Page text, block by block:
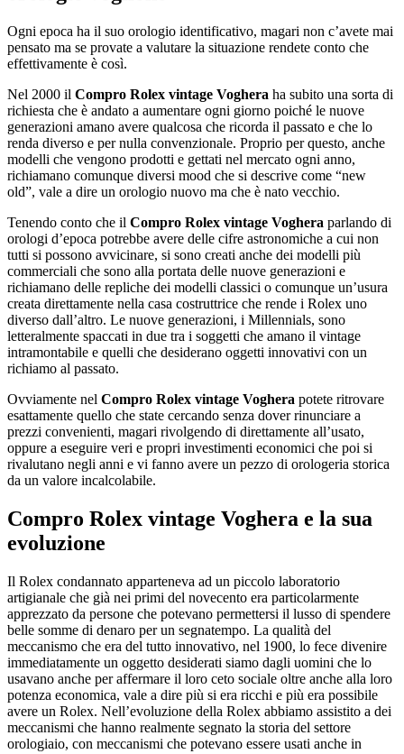
Ogni epoca ha il suo orologio identificativo, magari non c’avete mai
pensato ma se provate a valutare la situazione rendete conto che
effettivamente è così.
Nel 2000 il Compro Rolex vintage Voghera ha subito una sorta di
richiesta che è andato a aumentare ogni giorno poiché le nuove
generazioni amano avere qualcosa che ricorda il passato e che lo
renda diverso e per nulla convenzionale. Proprio per questo, anche
modelli che vengono prodotti e gettati nel mercato ogni anno,
richiamano comunque diversi mood che si descrive come “new
old”, vale a dire un orologio nuovo ma che è nato vecchio.
Tenendo conto che il Compro Rolex vintage Voghera parlando di
orologi d’epoca potrebbe avere delle cifre astronomiche a cui non
tutti si possono avvicinare, si sono creati anche dei modelli più
commerciali che sono alla portata delle nuove generazioni e
richiamano delle repliche dei modelli classici o comunque un’usura
creata direttamente nella casa costruttrice che rende i Rolex uno
diverso dall’altro. Le nuove generazioni, i Millennials, sono
letteralmente spaccati in due tra i soggetti che amano il vintage
intramontabile e quelli che desiderano oggetti innovativi con un
richiamo al passato.
Ovviamente nel Compro Rolex vintage Voghera potete ritrovare
esattamente quello che state cercando senza dover rinunciare a
prezzi convenienti, magari rivolgendo di direttamente all’usato,
oppure a eseguire veri e propri investimenti economici che poi si
rivalutano negli anni e vi fanno avere un pezzo di orologeria storica
da un valore incalcolabile.
Compro Rolex vintage Voghera e la sua
evoluzione
Il Rolex condannato apparteneva ad un piccolo laboratorio
artigianale che già nei primi del novecento era particolarmente
apprezzato da persone che potevano permettersi il lusso di spendere
belle somme di denaro per un segnatempo. La qualità del
meccanismo che era del tutto innovativo, nel 1900, lo fece divenire
immediatamente un oggetto desiderati siamo dagli uomini che lo
usavano anche per affermare il loro ceto sociale oltre anche alla loro
potenza economica, vale a dire più si era ricchi e più era possibile
avere un Rolex. Nell’evoluzione della Rolex abbiamo assistito a dei
meccanismi che hanno realmente segnato la storia del settore
orologiaio, con meccanismi che potevano essere usati anche in